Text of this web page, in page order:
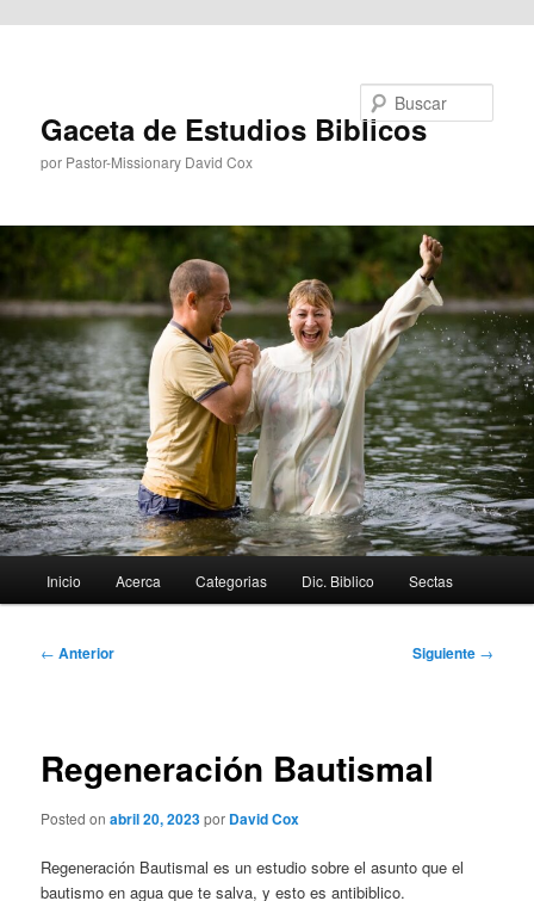
Gaceta de Estudios Biblicos
por Pastor-Missionary David Cox
principal
Inicio Acerca Categorias Dic. Biblico Sectas
Navegación
← Anterior Siguiente →
Regeneración Bautismal
Posted onabril 20, 2023por David Cox
Regeneración Bautismal es un estudio sobre el asunto que el
bautismo en agua que te salva, y esto es antibiblico.